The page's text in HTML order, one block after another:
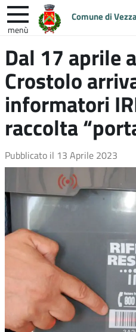
Comune di
menù
nel
sito
ENTRA IN COMUNE
UNIONE
Dal 17 aprile
Crostolo
informatori
raccolta
Pubblicato il 13 Aprile 2023